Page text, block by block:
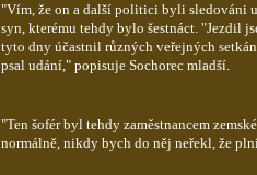
"Vím, že on a další politici byli sledováni
syn, kterému tehdy bylo šestnáct. "Jezdil
tyto dny účastnil různých veřejných
psal udání," popisuje Sochorec mladší.
"Ten šofér byl tehdy zaměstnancem
normálně, nikdy bych do něj neřekl, že